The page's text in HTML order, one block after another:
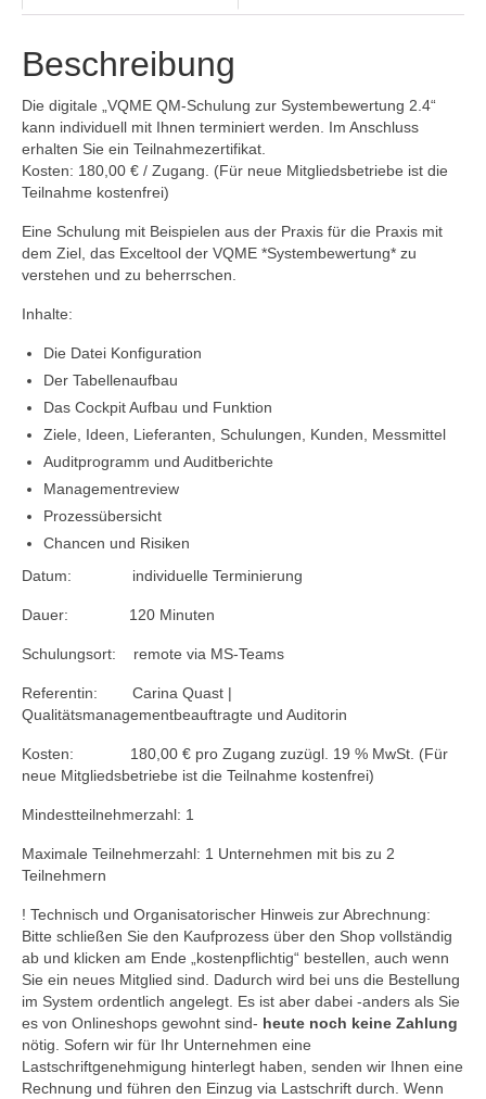
Beschreibung
Die digitale „VQME QM-Schulung zur Systembewertung 2.4“
kann individuell mit Ihnen terminiert werden. Im Anschluss
erhalten Sie ein Teilnahmezertifikat.
Kosten: 180,00 € / Zugang. (Für neue Mitgliedsbetriebe ist die
Teilnahme kostenfrei)
Eine Schulung mit Beispielen aus der Praxis für die Praxis mit
dem Ziel, das Exceltool der VQME *Systembewertung* zu
verstehen und zu beherrschen.
Inhalte:
Die Datei Konfiguration
Der Tabellenaufbau
Das Cockpit Aufbau und Funktion
Ziele, Ideen, Lieferanten, Schulungen, Kunden, Messmittel
Auditprogramm und Auditberichte
Managementreview
Prozessübersicht
Chancen und Risiken
Datum: individuelle Terminierung
Dauer: 120 Minuten
Schulungsort: remote via MS-Teams
Referentin: Carina Quast |
Qualitätsmanagementbeauftragte und Auditorin
Kosten: 180,00 € pro Zugang zuzügl. 19 % MwSt. (Für
neue Mitgliedsbetriebe ist die Teilnahme kostenfrei)
Mindestteilnehmerzahl: 1
Maximale Teilnehmerzahl: 1 Unternehmen mit bis zu 2
Teilnehmern
! Technisch und Organisatorischer Hinweis zur Abrechnung:
Bitte schließen Sie den Kaufprozess über den Shop vollständig
ab und klicken am Ende „kostenpflichtig“ bestellen, auch wenn
Sie ein neues Mitglied sind. Dadurch wird bei uns die Bestellung
im System ordentlich angelegt. Es ist aber dabei -anders als Sie
es von Onlineshops gewohnt sind- heute noch keine Zahlung
nötig. Sofern wir für Ihr Unternehmen eine
Lastschriftgenehmigung hinterlegt haben, senden wir Ihnen eine
Rechnung und führen den Einzug via Lastschrift durch. Wenn